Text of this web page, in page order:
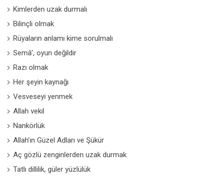
Kimlerden uzak durmalı
Bilinçli olmak
Rüyaların anlamı kime sorulmalı
Semâ’, oyun değildir
Razı olmak
Her şeyin kaynağı
Vesveseyi yenmek
Allah vekil
Nankörlük
Allah’ın Güzel Adları ve Şükür
Aç gözlü zenginlerden uzak durmak
Tatlı dillilik, güler yüzlülük